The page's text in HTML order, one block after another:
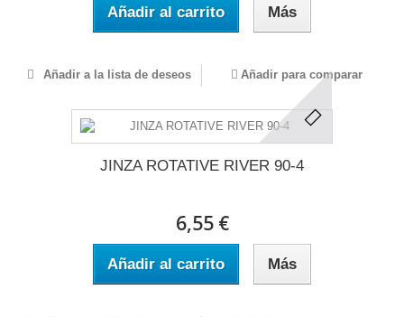
Añadir al carrito Más
Añadir a la lista de deseos Añadir para comparar
JINZA ROTATIVE RIVER 90-4
6,55 €
Añadir al carrito Más